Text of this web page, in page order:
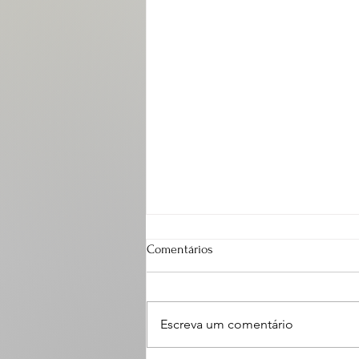
Comentários
Escreva um comentário